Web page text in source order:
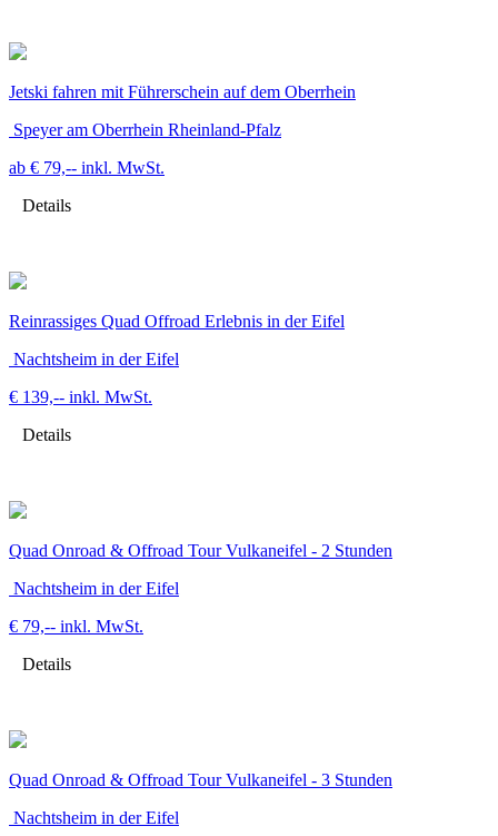
Jetski fahren mit Führerschein auf dem Oberrhein
Speyer am Oberrhein Rheinland-Pfalz
ab € 79,-- inkl. MwSt.
Details
Reinrassiges Quad Offroad Erlebnis in der Eifel
Nachtsheim in der Eifel
€ 139,-- inkl. MwSt.
Details
Quad Onroad & Offroad Tour Vulkaneifel - 2 Stunden
Nachtsheim in der Eifel
€ 79,-- inkl. MwSt.
Details
Quad Onroad & Offroad Tour Vulkaneifel - 3 Stunden
Nachtsheim in der Eifel